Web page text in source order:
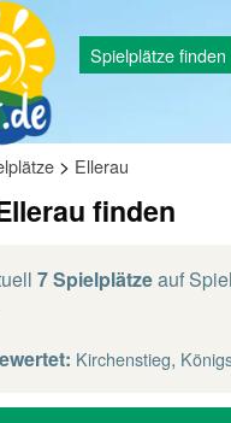
Spielplätze finden
> Ellerau
finden
7 Spielplätzeauf
Kirchenstieg,